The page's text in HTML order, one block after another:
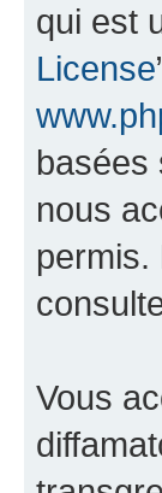
qui est
License
basées
nous
permis.
Vous